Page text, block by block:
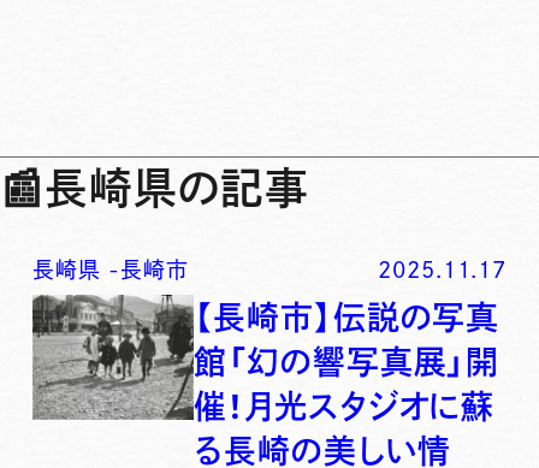
📰長崎県の記事
長崎県 -長崎市 2025.11.17
【長崎市】伝説の写真
館「幻の響写真展」開
催！月光スタジオに蘇
る長崎の美しい情